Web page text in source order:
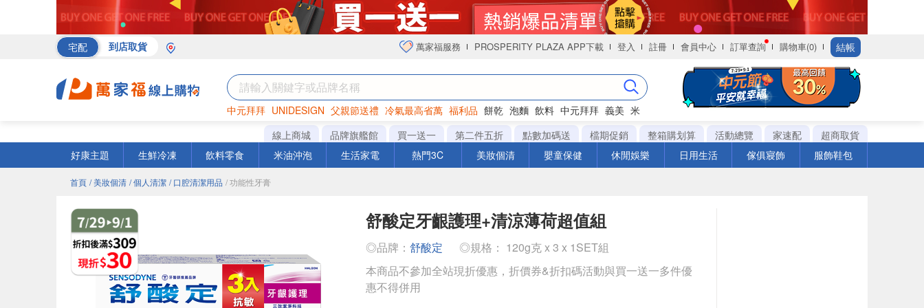
宅配 到店取貨 萬家福服務 PROSPERITY PLAZA APP下載 登入 註冊 會員中心 訂單查詢 購物車(0) 結帳
中元拜拜 UNIDESIGN 父親節送禮 冷氣最高省萬 福利品 餅乾 泡麵 飲料 中元拜拜 義美 米
巧克力 罐頭 衛生紙
線上商城 品牌旗艦館 買一送一 第二件五折 點數加碼送 檔期促銷 整箱購划算 活動總覽 家速配
超商取貨
好康主題
生鮮冷凍 飲料零食 米油沖泡 生活家電 熱門3C 美妝個清 嬰童保健 休閒娛樂 日用生活 傢俱寢飾 服飾鞋包
首頁 / 美妝個清 / 個人清潔 / 口腔清潔用品 / 功能性牙膏
舒酸定牙齦護理+清涼薄荷超值組
◎品牌： 舒酸定
◎規格： 120g克 x 3 x 1SET組
本商品不參加全站現折優惠，折價券&折扣碼活動與買一送一多件優
惠不得併用